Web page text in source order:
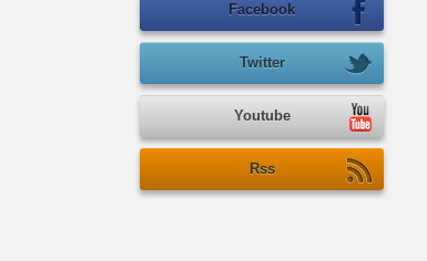
Facebook
Twitter
Youtube
Rss